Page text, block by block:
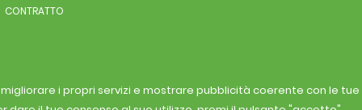
CONTRATTO
i propri servizi e mostrare pubblicità coerente con le